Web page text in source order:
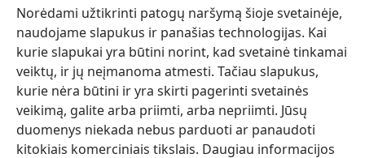
Norėdami užtikrinti patogų naršymą šioje svetainėje,
naudojame slapukus ir panašias technologijas. Kai
kurie slapukai yra būtini norint, kad svetainė tinkamai
veiktų, ir jų neįmanoma atmesti. Tačiau slapukus,
kurie nėra būtini ir yra skirti pagerinti svetainės
veikimą, galite arba priimti, arba nepriimti. Jūsų
duomenys niekada nebus parduoti ar panaudoti
kitokiais komerciniais tikslais. Daugiau informacijos
langas)Sargybos bokšto INTERNETINĖ BIBLIOTEKA
(atsiveria
naujas
langas)JW Hub ®
(atsiveria
naujas
langas)JW Library
Watchtower Library